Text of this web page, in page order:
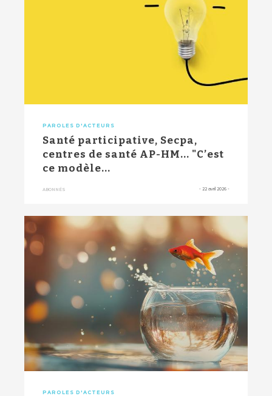
PAROLES D'ACTEURS
Santé participative, Secpa,
centres de santé AP-HM... "C’est
ce modèle...
ABONNÉS - 22 avril 2026 -
PAROLES D'ACTEURS